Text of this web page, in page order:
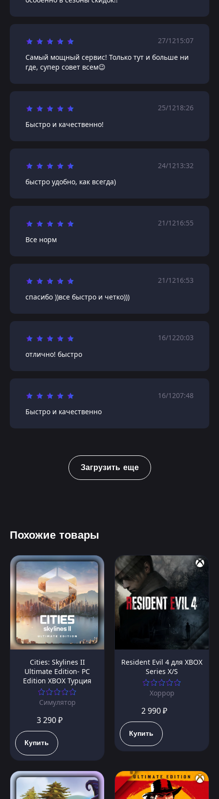
27/1215:07
Самый мощный сервис! Только тут и больше ни
где, супер совет всем😉
25/1218:26
Быстро и качественно!
24/1213:32
быстро удобно, как всегда)
21/1216:55
Все норм
21/1216:53
спасибо ))все быстро и четко)))
16/1220:03
отлично! быстро
16/1207:48
Быстро и качественно
Загрузить еще
Похожие товары
Cities: Skylines II
Ultimate Edition- PC
Edition XBOX Турция
Симулятор
3 290 ₽
Купить
Resident Evil 4 для XBOX
Series X/S
Хоррор
2 990 ₽
Купить